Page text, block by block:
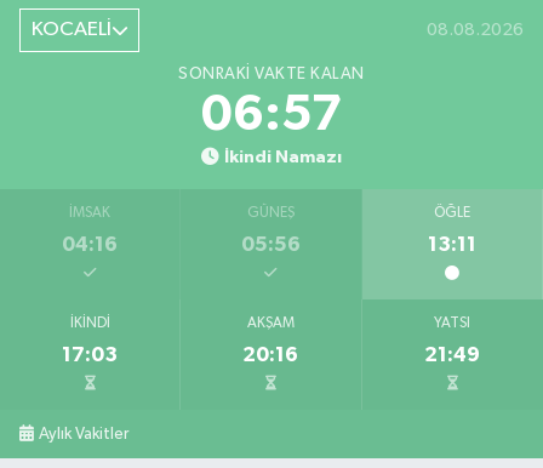
KOCAELİ 08.08.2026
SONRAKI VAKTE KALAN
06:56
İkindi Namazı
İMSAK
04:16
GÜNEŞ
05:56
ÖĞLE
13:11
İKINDI
17:03
AKŞAM
20:16
YATSI
21:49
Aylık Vakitler